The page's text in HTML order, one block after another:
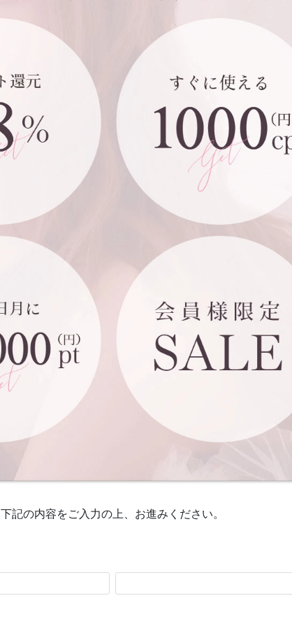
下記の内容をご入力の上、お進みください。